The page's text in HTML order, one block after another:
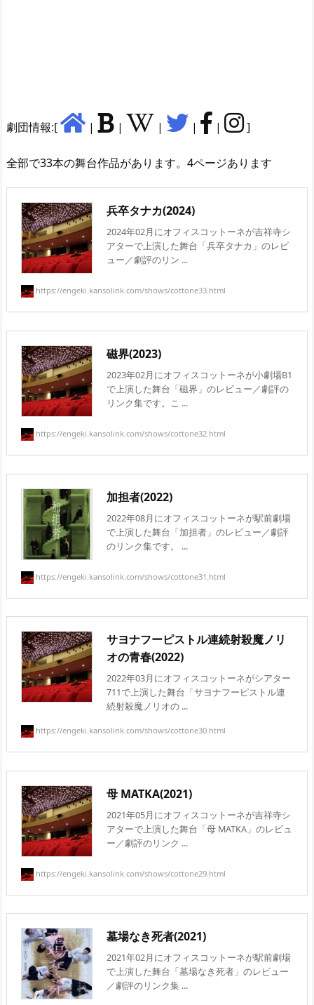
劇団情報:[ | | | | | ]
全部で33本の舞台作品があります。4ページあります
兵卒タナカ(2024)
2024年02月にオフィスコットーネが吉祥寺シ
アターで上演した舞台「兵卒タナカ」のレビ
ュー／劇評のリン ...
https://engeki.kansolink.com/shows/cottone33.html
磁界(2023)
2023年02月にオフィスコットーネが小劇場B1
で上演した舞台「磁界」のレビュー／劇評の
リンク集です。こ ...
https://engeki.kansolink.com/shows/cottone32.html
加担者(2022)
2022年08月にオフィスコットーネが駅前劇場
で上演した舞台「加担者」のレビュー／劇評
のリンク集です。 ...
https://engeki.kansolink.com/shows/cottone31.html
サヨナフーピストル連続射殺魔ノリ
オの青春(2022)
2022年03月にオフィスコットーネがシアター
711で上演した舞台「サヨナフーピストル連
続射殺魔ノリオの ...
https://engeki.kansolink.com/shows/cottone30.html
母 MATKA(2021)
2021年05月にオフィスコットーネが吉祥寺シ
アターで上演した舞台「母 MATKA」のレビュ
ー／劇評のリンク ...
https://engeki.kansolink.com/shows/cottone29.html
墓場なき死者(2021)
2021年02月にオフィスコットーネが駅前劇場
で上演した舞台「墓場なき死者」のレビュー
／劇評のリンク集 ...